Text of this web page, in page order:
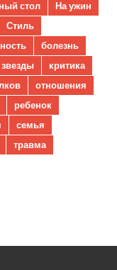
стол
На ужин
Стиль
болезнь
звезды
критика
отношения
ребенок
семья
травма